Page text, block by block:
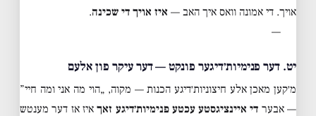
אויך. די אמונה וואס איך האב — איז אויך די שכינה.
—
יט. דער פנימיות׳דיגער פונקט — דער עיקר פון אלעם
מ׳קען מאכן אלע חיצוניות׳דיגע הכנות — מקוה, „הוי מה אני ומה חיי”
— אבער די איינציגסטע עכטע פנימיות׳דיגע זאךאיז אז דער מענטש